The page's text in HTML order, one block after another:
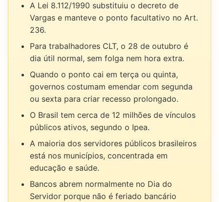
A Lei 8.112/1990 substituiu o decreto de
Vargas e manteve o ponto facultativo no Art.
236.
Para trabalhadores CLT, o 28 de outubro é
dia útil normal, sem folga nem hora extra.
Quando o ponto cai em terça ou quinta,
governos costumam emendar com segunda
ou sexta para criar recesso prolongado.
O Brasil tem cerca de 12 milhões de vínculos
públicos ativos, segundo o Ipea.
A maioria dos servidores públicos brasileiros
está nos municípios, concentrada em
educação e saúde.
Bancos abrem normalmente no Dia do
Servidor porque não é feriado bancário